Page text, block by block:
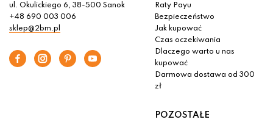
ul. Okulickiego 6, 38-500 Sanok
+48 690 003 006
sklep@2bm.pl
Raty Payu
Bezpieczeństwo
Jak kupować
Czas oczekiwania
Dlaczego warto u nas
kupować
Darmowa dostawa od 300
zł
POZOSTAŁE